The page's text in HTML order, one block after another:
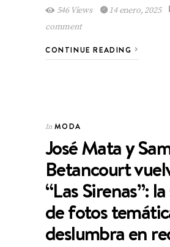
546 Views 14 enero, 2025
comment
CONTINUE READING
In MODA
José Mata y
Betancourt
“Las Sirenas”:
de fotos
deslumbra en